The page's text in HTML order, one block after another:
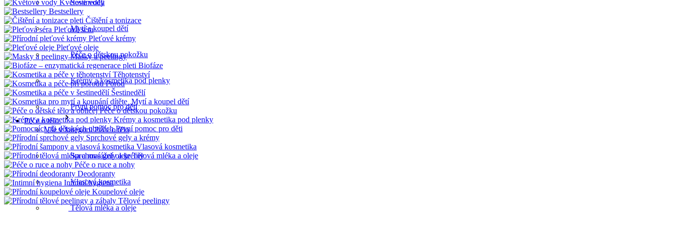
Květové vody
Bestsellery
Čištění a tonizace
Pleťová séra
Pleťové krémy
Pleťové oleje
Masky a peelingy
Biofáze
Těhotenství
Porod
Šestinedělí
Mytí a koupel dětí
Péče o dětskou pokožku
Krémy a kosmetika pod plenky
První pomoc pro děti
Sprchové gely a krémy
Vlasová kosmetika
Tělová mléka a oleje
Péče o ruce a nohy
Deodoranty
Intimní hygiena
Koupelové oleje
Tělové peelingy
Šestinedělí
Mytí a koupel dětí
Péče o dětskou pokožku
Krémy a kosmetika pod plenky
První pomoc pro děti
Péče o tělo
Vše v kategorii Péče o tělo
Sprchové gely a krémy
Vlasová kosmetika
Tělová mléka a oleje